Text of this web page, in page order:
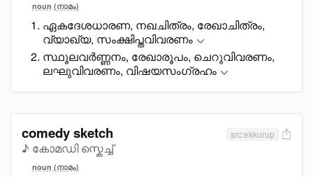
noun (നാമം)
ഏകദേശധാരണ, നഖചിത്രം, രേഖാചിത്രം,
വ്യാഖ്യ, സംക്ഷിപ്തവിവരണം
സ്ഥൂലവർണ്ണനം, രേഖാരൂപം, ചെറുവിവരണം,
ലഘുവിവരണം, വിഷയസംഗ്രഹം
comedy sketch
♪ കോമഡി സ്കെച്ച്
src:ekkurup
noun (നാമം)